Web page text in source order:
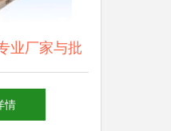
业厂家与批
南
情